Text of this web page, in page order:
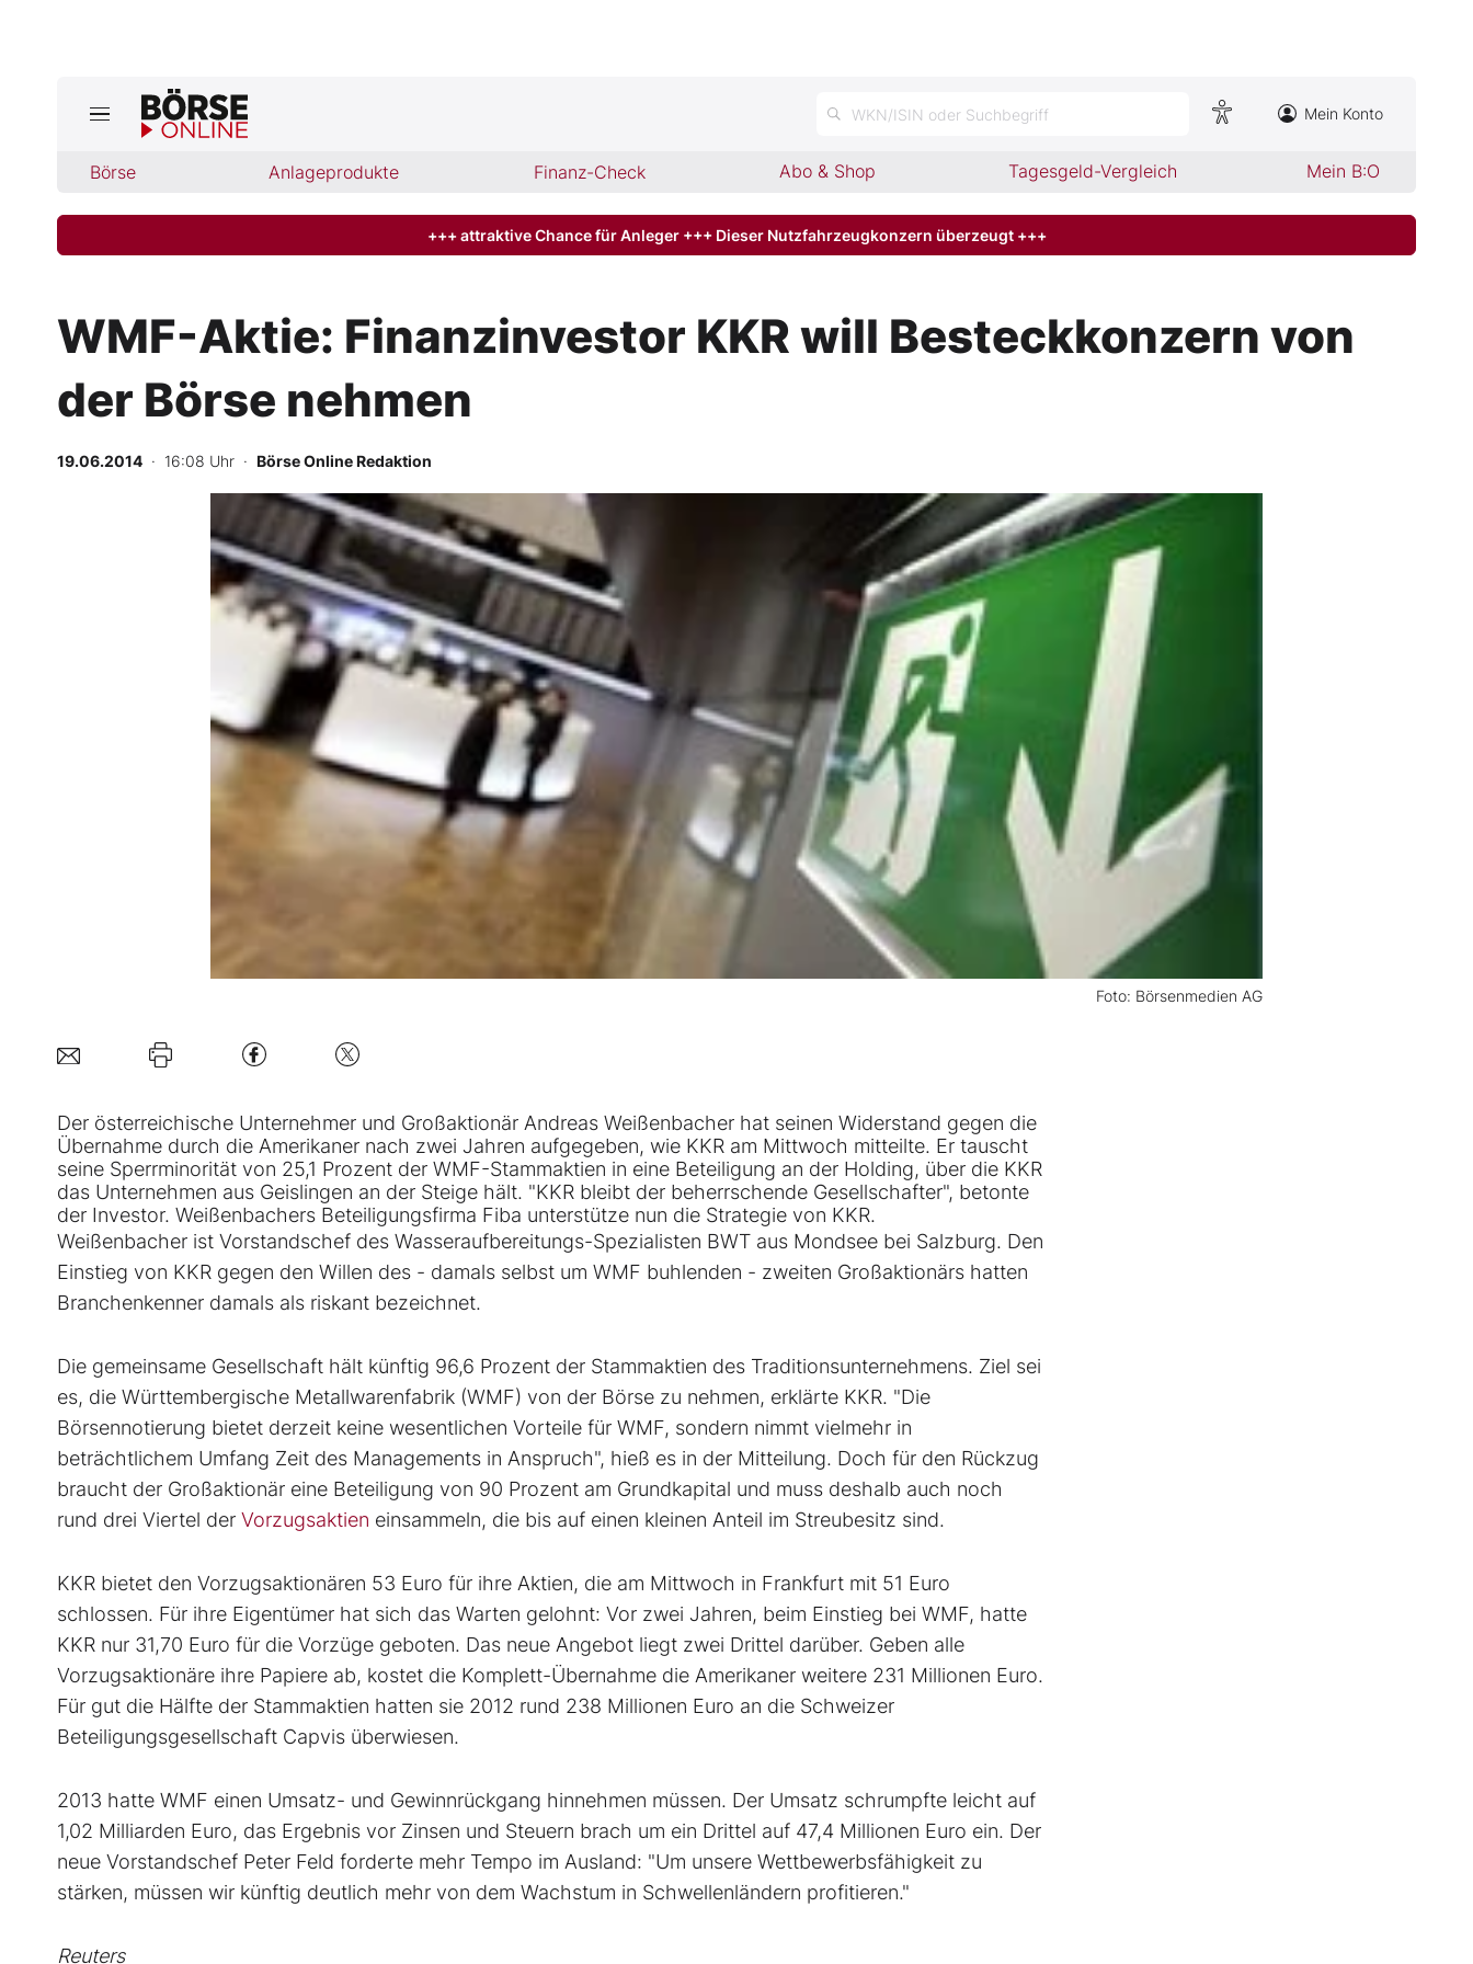
WKN/ISIN oder Suchbegriff Mein Konto
Börse Anlageprodukte Finanz-Check Abo & Shop Tagesgeld-Vergleich Mein B:O
Börse
Abo & Shop
BO-Musterdepots
Experten
Mein B:O
Mein Konto
Folgen Sie uns
+++ attraktive Chance für Anleger +++ Dieser Nutzfahrzeugkonzern überzeugt +++
WMF-Aktie: Finanzinvestor KKR will Besteckkonzern von
der Börse nehmen
19.06.2014 · 16:08 Uhr · Börse Online Redaktion
Foto: Börsenmedien AG
Der österreichische Unternehmer und Großaktionär Andreas Weißenbacher hat seinen Widerstand gegen die
Übernahme durch die Amerikaner nach zwei Jahren aufgegeben, wie KKR am Mittwoch mitteilte. Er tauscht
seine Sperrminorität von 25,1 Prozent der WMF-Stammaktien in eine Beteiligung an der Holding, über die KKR
das Unternehmen aus Geislingen an der Steige hält. "KKR bleibt der beherrschende Gesellschafter", betonte
der Investor. Weißenbachers Beteiligungsfirma Fiba unterstütze nun die Strategie von KKR.
Weißenbacher ist Vorstandschef des Wasseraufbereitungs-Spezialisten BWT aus Mondsee bei Salzburg. Den
Einstieg von KKR gegen den Willen des - damals selbst um WMF buhlenden - zweiten Großaktionärs hatten
Branchenkenner damals als riskant bezeichnet.
Die gemeinsame Gesellschaft hält künftig 96,6 Prozent der Stammaktien des Traditionsunternehmens. Ziel sei
es, die Württembergische Metallwarenfabrik (WMF) von der Börse zu nehmen, erklärte KKR. "Die
Börsennotierung bietet derzeit keine wesentlichen Vorteile für WMF, sondern nimmt vielmehr in
beträchtlichem Umfang Zeit des Managements in Anspruch", hieß es in der Mitteilung. Doch für den Rückzug
braucht der Großaktionär eine Beteiligung von 90 Prozent am Grundkapital und muss deshalb auch noch
rund drei Viertel der Vorzugsaktien einsammeln, die bis auf einen kleinen Anteil im Streubesitz sind.
KKR bietet den Vorzugsaktionären 53 Euro für ihre Aktien, die am Mittwoch in Frankfurt mit 51 Euro
schlossen. Für ihre Eigentümer hat sich das Warten gelohnt: Vor zwei Jahren, beim Einstieg bei WMF, hatte
KKR nur 31,70 Euro für die Vorzüge geboten. Das neue Angebot liegt zwei Drittel darüber. Geben alle
Vorzugsaktionäre ihre Papiere ab, kostet die Komplett-Übernahme die Amerikaner weitere 231 Millionen Euro.
Für gut die Hälfte der Stammaktien hatten sie 2012 rund 238 Millionen Euro an die Schweizer
Beteiligungsgesellschaft Capvis überwiesen.
2013 hatte WMF einen Umsatz- und Gewinnrückgang hinnehmen müssen. Der Umsatz schrumpfte leicht auf
1,02 Milliarden Euro, das Ergebnis vor Zinsen und Steuern brach um ein Drittel auf 47,4 Millionen Euro ein. Der
neue Vorstandschef Peter Feld forderte mehr Tempo im Ausland: "Um unsere Wettbewerbsfähigkeit zu
stärken, müssen wir künftig deutlich mehr von dem Wachstum in Schwellenländern profitieren."
Reuters